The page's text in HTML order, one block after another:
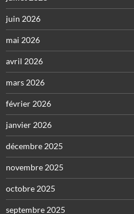
juin 2026
mai 2026
avril 2026
mars 2026
février 2026
janvier 2026
décembre 2025
novembre 2025
octobre 2025
septembre 2025